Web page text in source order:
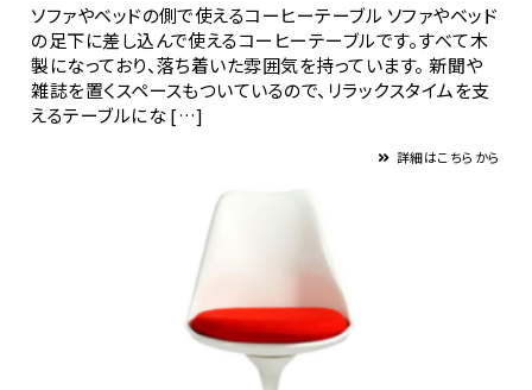
ソファやベッドの側で使えるコーヒーテーブル ソファやベッド
の足下に差し込んで使えるコーヒーテーブルです。すべて木
製になっており、落ち着いた雰囲気を持っています。 新聞や
雑誌を置くスペースもついているので、リラックスタイムを支
えるテーブルにな […]
詳細はこちらから